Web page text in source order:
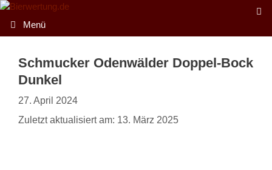
Zum
Inhalt
springen
Menü
Schmucker Odenwälder Doppel-Bock
Dunkel
27. April 2024
Zuletzt aktualisiert am: 13. März 2025